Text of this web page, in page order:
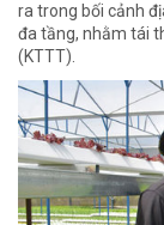
ra trong bối cảnh
đa tầng, nhằm tái
(KTTT).